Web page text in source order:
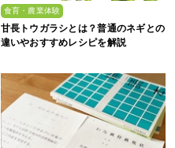
食育・農業体験
甘長トウガラシとは？普通のネギとの
違いやおすすめレシピを解説